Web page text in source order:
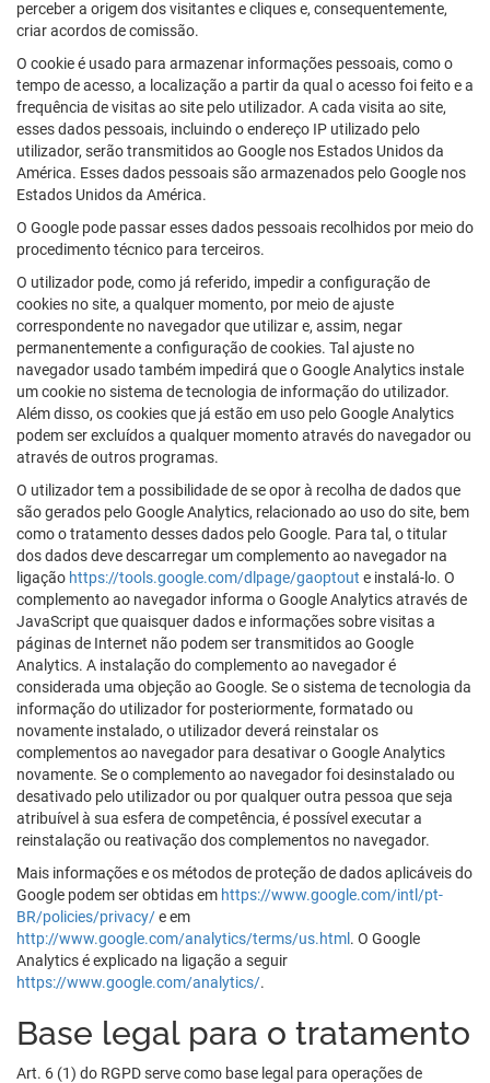
perceber a origem dos visitantes e cliques e, consequentemente,
criar acordos de comissão.
O cookie é usado para armazenar informações pessoais, como o
tempo de acesso, a localização a partir da qual o acesso foi feito e a
frequência de visitas ao site pelo utilizador. A cada visita ao site,
esses dados pessoais, incluindo o endereço IP utilizado pelo
utilizador, serão transmitidos ao Google nos Estados Unidos da
América. Esses dados pessoais são armazenados pelo Google nos
Estados Unidos da América.
O Google pode passar esses dados pessoais recolhidos por meio do
procedimento técnico para terceiros.
O utilizador pode, como já referido, impedir a configuração de
cookies no site, a qualquer momento, por meio de ajuste
correspondente no navegador que utilizar e, assim, negar
permanentemente a configuração de cookies. Tal ajuste no
navegador usado também impedirá que o Google Analytics instale
um cookie no sistema de tecnologia de informação do utilizador.
Além disso, os cookies que já estão em uso pelo Google Analytics
podem ser excluídos a qualquer momento através do navegador ou
através de outros programas.
O utilizador tem a possibilidade de se opor à recolha de dados que
são gerados pelo Google Analytics, relacionado ao uso do site, bem
como o tratamento desses dados pelo Google. Para tal, o titular
dos dados deve descarregar um complemento ao navegador na
ligação https://tools.google.com/dlpage/gaoptout e instalá-lo. O
complemento ao navegador informa o Google Analytics através de
JavaScript que quaisquer dados e informações sobre visitas a
páginas de Internet não podem ser transmitidos ao Google
Analytics. A instalação do complemento ao navegador é
considerada uma objeção ao Google. Se o sistema de tecnologia da
informação do utilizador for posteriormente, formatado ou
novamente instalado, o utilizador deverá reinstalar os
complementos ao navegador para desativar o Google Analytics
novamente. Se o complemento ao navegador foi desinstalado ou
desativado pelo utilizador ou por qualquer outra pessoa que seja
atribuível à sua esfera de competência, é possível executar a
reinstalação ou reativação dos complementos no navegador.
Mais informações e os métodos de proteção de dados aplicáveis do
Google podem ser obtidas em https://www.google.com/intl/pt-
BR/policies/privacy/e em
http://www.google.com/analytics/terms/us.html. O Google
Analytics é explicado na ligação a seguir
https://www.google.com/analytics/.
Base legal para o tratamento
Art. 6 (1) do RGPD serve como base legal para operações de